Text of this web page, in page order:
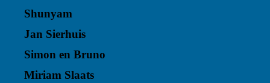
Shunyam
Jan Sierhuis
Simon en Bruno
Miriam Slaats